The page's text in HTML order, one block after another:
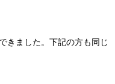
きました。下記の方も同じ